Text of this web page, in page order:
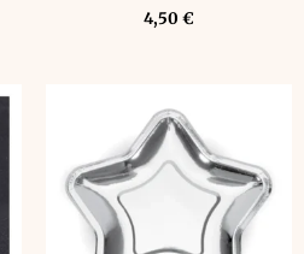
4,50 €